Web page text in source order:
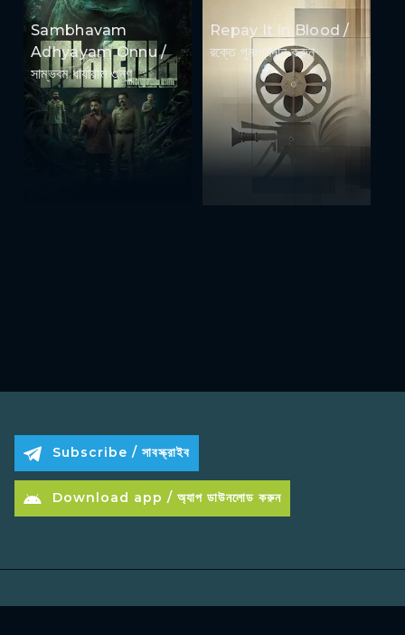
Sambhavam
Adhyayam Onnu /
সাম্ভবম ধার্যায়াম ওন্ণু
Repay It in Blood /
রক্তে পুনঃপ্রদান করুন
Subscribe / সাবস্ক্রাইব
Download app / অ্যাপ ডাউনলোড করুন